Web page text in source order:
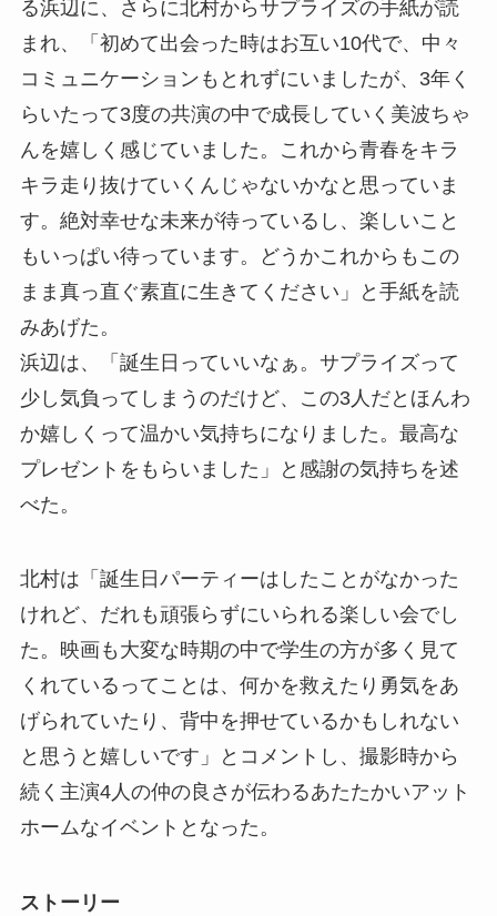
る浜辺に、さらに北村からサプライズの手紙が読
まれ、「初めて出会った時はお互い10代で、中々
コミュニケーションもとれずにいましたが、3年く
らいたって3度の共演の中で成長していく美波ちゃ
んを嬉しく感じていました。これから青春をキラ
キラ走り抜けていくんじゃないかなと思っていま
す。絶対幸せな未来が待っているし、楽しいこと
もいっぱい待っています。どうかこれからもこの
まま真っ直ぐ素直に生きてください」と手紙を読
みあげた。
浜辺は、「誕生日っていいなぁ。サプライズって
少し気負ってしまうのだけど、この3人だとほんわ
か嬉しくって温かい気持ちになりました。最高な
プレゼントをもらいました」と感謝の気持ちを述
べた。
北村は「誕生日パーティーはしたことがなかった
けれど、だれも頑張らずにいられる楽しい会でし
た。映画も大変な時期の中で学生の方が多く見て
くれているってことは、何かを救えたり勇気をあ
げられていたり、背中を押せているかもしれない
と思うと嬉しいです」とコメントし、撮影時から
続く主演4人の仲の良さが伝わるあたたかいアット
ホームなイベントとなった。
ストーリー